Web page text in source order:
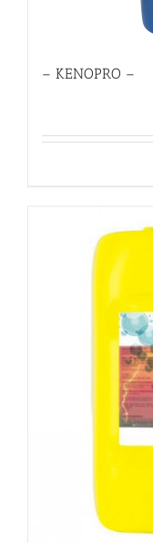
– KENOPRO –